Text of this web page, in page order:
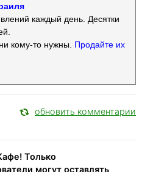
каждый день. Десятки
кому-то нужны. Продайте их
обновить комментарии
Только
могут оставлять